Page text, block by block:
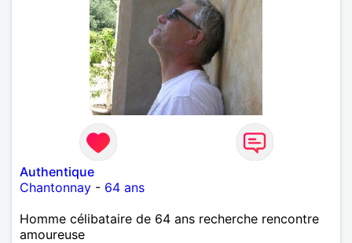
Authentique
Chantonnay - 64 ans
Homme célibataire de 64 ans recherche rencontre
amoureuse